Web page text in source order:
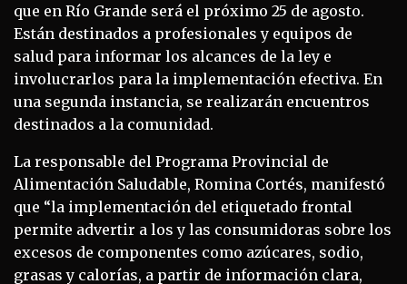
que en Río Grande será el próximo 25 de agosto.
Están destinados a profesionales y equipos de
salud para informar los alcances de la ley e
involucrarlos para la implementación efectiva. En
una segunda instancia, se realizarán encuentros
destinados a la comunidad.
La responsable del Programa Provincial de
Alimentación Saludable, Romina Cortés, manifestó
que “la implementación del etiquetado frontal
permite advertir a los y las consumidoras sobre los
excesos de componentes como azúcares, sodio,
grasas y calorías, a partir de información clara,